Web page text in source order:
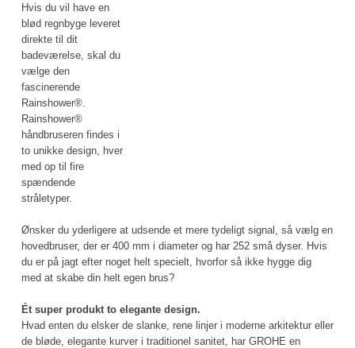
Hvis du vil have en
blød regnbyge leveret
direkte til dit
badeværelse, skal du
vælge den
fascinerende
Rainshower®.
Rainshower®
håndbruseren findes i
to unikke design, hver
med op til fire
spændende
stråletyper.
Ønsker du yderligere at udsende et mere tydeligt signal, så vælg en
hovedbruser, der er 400 mm i diameter og har 252 små dyser. Hvis
du er på jagt efter noget helt specielt, hvorfor så ikke hygge dig
med at skabe din helt egen brus?
Ét super produkt to elegante design.
Hvad enten du elsker de slanke, rene linjer i moderne arkitektur eller
de bløde, elegante kurver i traditionel sanitet, har GROHE en